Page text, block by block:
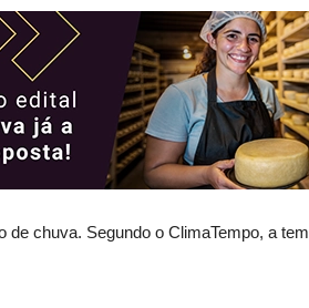
chuva. Segundo o ClimaTempo, a